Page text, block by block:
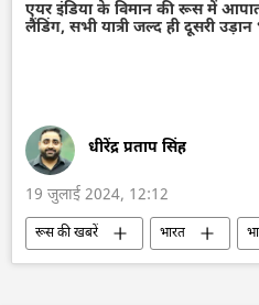
एयरो इंडिया 2023
बहुध्रुवीय दुनिया
विज्ञान एवं प्रौद्योगिकी
एयर इंडिया के विमान की रूस में
लैंडिंग, सभी यात्री जल्द ही दूसरी
धीरेंद्र प्रताप सिंह
19 जुलाई 2024, 12:12
रूस की खबरें भारत
दिल्ली
हवाई अड्डा